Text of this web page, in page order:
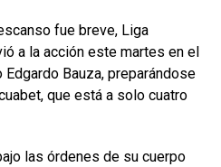
fue breve, Liga
a la acción este martes en el
Bauza, preparándose
que está a solo cuatro
las órdenes de su cuerpo